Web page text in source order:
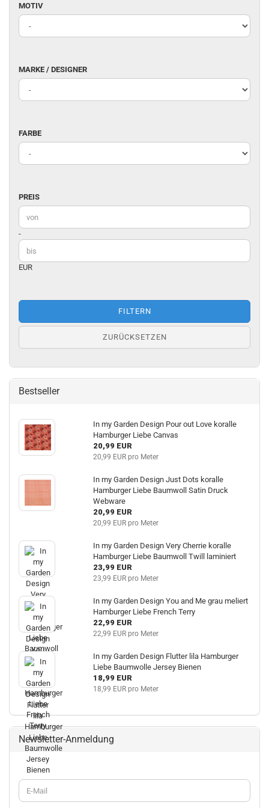
MOTIV
MOTIV
MARKE
/
DESIGNER
MARKE / DESIGNER
FARBE
FARBE
PREIS
PREIS
Preis bis
-
EUR
FILTERN
ZURÜCKSETZEN
Bestseller
In my Garden Design Pour out Love koralle
Hamburger Liebe Canvas
20,99 EUR
20,99 EUR pro Meter
In my Garden Design Just Dots koralle
Hamburger Liebe Baumwoll Satin Druck
Webware
20,99 EUR
20,99 EUR pro Meter
In my Garden Design Very Cherrie koralle
Hamburger Liebe Baumwoll Twill laminiert
23,99 EUR
23,99 EUR pro Meter
In my Garden Design You and Me grau meliert
Hamburger Liebe French Terry
22,99 EUR
22,99 EUR pro Meter
In my Garden Design Flutter lila Hamburger
Liebe Baumwolle Jersey Bienen
18,99 EUR
18,99 EUR pro Meter
Newsletter-Anmeldung
WEITER
ZUR
E-
Mail